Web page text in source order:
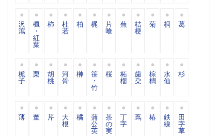
沢
瀉
楓
・
紅
葉
柿 杜
若
柏 梶 片
喰
蕪 桔
梗
菊 桐 葛
栀
子
栗 胡
桃
河
骨
榊 笹
・
竹
桜 柘
榴
歯
朶
棕
櫚
水
仙
杉
薄 董 芹 大
根
橘 蒲
公
英
茶
の
実
丁
字
蔦 椿 鉄
線
田
字
草